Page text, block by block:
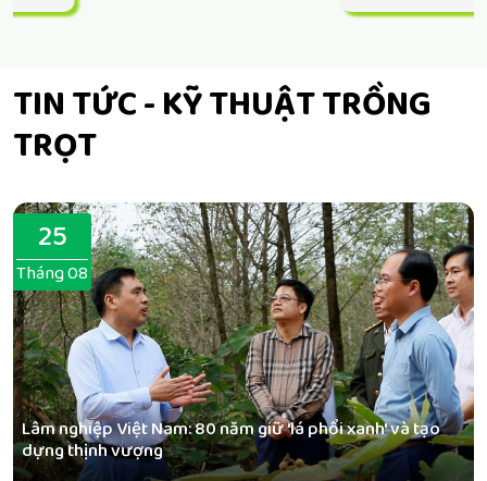
TIN TỨC - KỸ THUẬT TRỒNG
TRỌT
25
Tháng 08
Lâm nghiệp Việt Nam: 80 năm giữ 'lá phổi xanh' và tạo
dựng thịnh vượng